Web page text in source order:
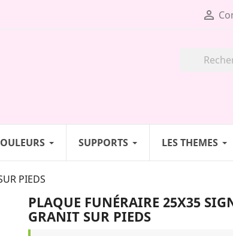

SUPPORTS LES THEMES
PIEDS
PLAQUE FUNÉRAIRE 25X35
GRANIT SUR PIEDS